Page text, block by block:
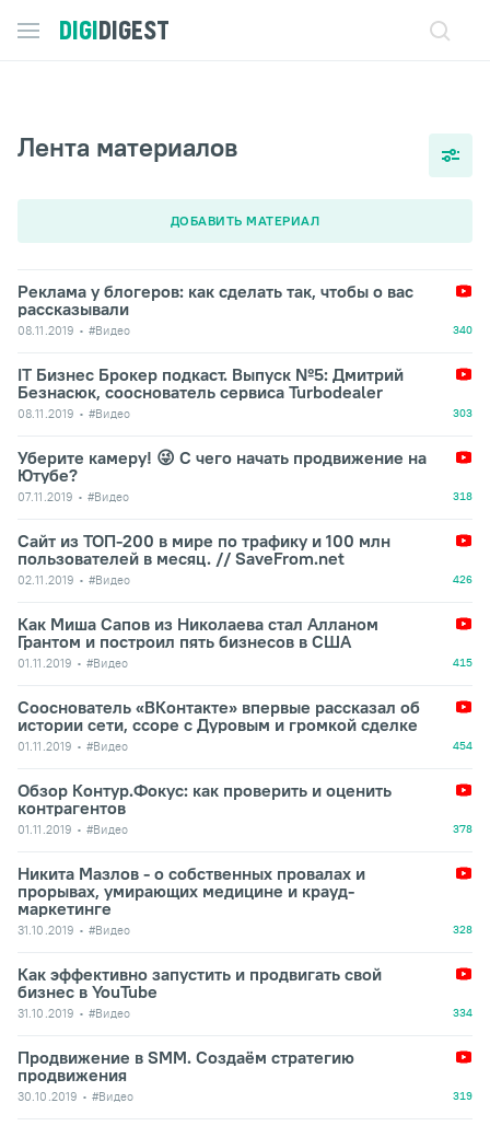
DIGIDIGEST
Лента материалов
ДОБАВИТЬ МАТЕРИАЛ
Реклама у блогеров: как сделать так, чтобы о вас
рассказывали
08.11.2019 #Видео 340
IT Бизнес Брокер подкаст. Выпуск №5: Дмитрий
Безнасюк, сооснователь сервиса Turbodealer
08.11.2019 #Видео 303
Уберите камеру! 😜 С чего начать продвижение на
Ютубе?
07.11.2019 #Видео 318
Сайт из ТОП-200 в мире по трафику и 100 млн
пользователей в месяц. // SaveFrom.net
02.11.2019 #Видео 426
Как Миша Сапов из Николаева стал Алланом
Грантом и построил пять бизнесов в США
01.11.2019 #Видео 415
Сооснователь «ВКонтакте» впервые рассказал об
истории сети, ссоре с Дуровым и громкой сделке
01.11.2019 #Видео 454
Обзор Контур.Фокус: как проверить и оценить
контрагентов
01.11.2019 #Видео 378
Никита Мазлов - о собственных провалах и
прорывах, умирающих медицине и крауд-
маркетинге
31.10.2019 #Видео 328
Как эффективно запустить и продвигать свой
бизнес в YouTube
31.10.2019 #Видео 334
Продвижение в SMM. Создаём стратегию
продвижения
30.10.2019 #Видео 319